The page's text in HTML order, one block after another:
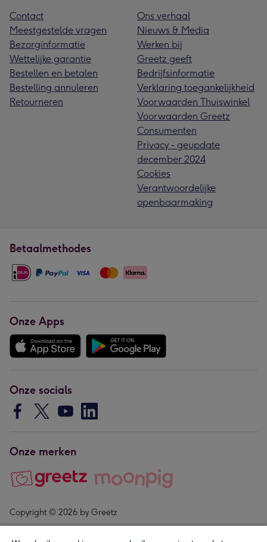
Contact
Meestgestelde vragen
Bezorginformatie
Wettelijke garantie
Bestellen en betalen
Bestelling annuleren
Retourneren
Ons verhaal
Nieuws & Media
Werken bij
Greetz geeft
Bedrijfsinformatie
Verklaring toegankelijkheid
Voorwaarden Thuiswinkel
Voorwaarden Greetz
Consumenten
Privacy - geupdate
december 2024
Cookies
Verantwoordelijke
openbaarmaking
Betaalmethodes
Onze Apps
Onze socials
Onze merken
Copyright © 2026 by Greetz